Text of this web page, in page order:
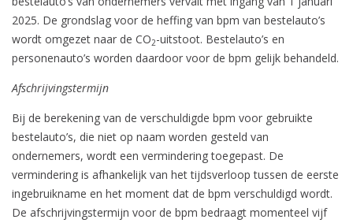
2025. De grondslag voor de heffing van bpm van bestelauto’s
wordt omgezet naar de CO2-uitstoot. Bestelauto’s en
personenauto’s worden daardoor voor de bpm gelijk behandeld.
Afschrijvingstermijn
Bij de berekening van de verschuldigde bpm voor gebruikte
bestelauto’s, die niet op naam worden gesteld van
ondernemers, wordt een vermindering toegepast. De
vermindering is afhankelijk van het tijdsverloop tussen de eerste
ingebruikname en het moment dat de bpm verschuldigd wordt.
De afschrijvingstermijn voor de bpm bedraagt momenteel vijf